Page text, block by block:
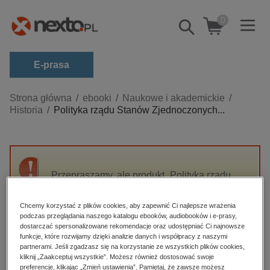
Pokaż/schowaj
wyszukiwarkę
0
E-prasa
Kategorie
Zobacz wszystkie E-prasa
budownictwo, aranżacja wnętrz
darmowe wydania
edukacja
hobby, sport, rozrywka
komputery, internet, technologie, informatyka
Strona główna ebooki
Naukowe i akademickie
Historia
Polityka rządu Stanów Zjednoczonych...
Przepraszamy, ale produkt „Polityka rządu
High-contrast mode
Polecane
Chcemy korzystać z plików cookies, aby zapewnić Ci najlepsze wrażenia
podczas przeglądania naszego katalogu ebooków, audiobooków i e-prasy,
dostarczać spersonalizowane rekomendacje oraz udostępniać Ci najnowsze
funkcje, które rozwijamy dzięki analizie danych i współpracy z naszymi
partnerami. Jeśli zgadzasz się na korzystanie ze wszystkich plików cookies,
kliknij „Zaakceptuj wszystkie”. Możesz również dostosować swoje
preferencje, klikając „Zmień ustawienia”. Pamiętaj, że zawsze możesz